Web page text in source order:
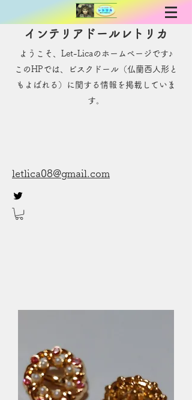
インテリアドールレトリカ
ようこそ、Let-Licaのホームページです♪
​このHPでは、ビスクドール（仏蘭西人形と
もよばれる）に関する情報を掲載していま
す。
letlica08@gmail.com